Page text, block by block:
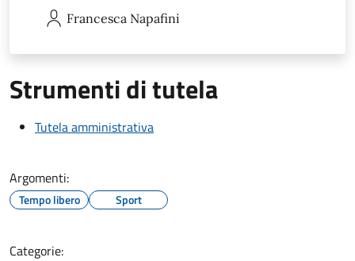
Francesca Napafini
Strumenti di tutela
Tutela amministrativa
Argomenti:
Tempo libero Sport
Categorie: